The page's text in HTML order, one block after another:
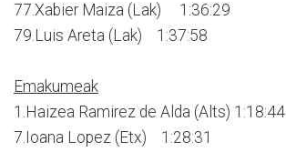
77.Xabier Maiza (Lak) 1:36:29
79.Luis Areta (Lak) 1:37:58
Emakumeak
1.Haizea Ramirez de Alda (Alts) 1:18:44
7.Ioana Lopez (Etx) 1:28:31